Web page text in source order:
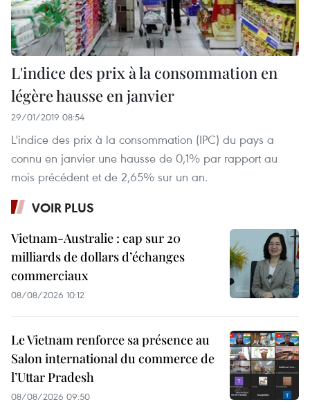
L'indice des prix à la consommation en
légère hausse en janvier
29/01/2019 08:54
L'indice des prix à la consommation (IPC) du pays a
connu en janvier une hausse de 0,1% par rapport au
mois précédent et de 2,65% sur un an.
VOIR PLUS
Vietnam-Australie : cap sur 20
milliards de dollars d’échanges
commerciaux
08/08/2026 10:12
Le Vietnam renforce sa présence au
Salon international du commerce de
l’Uttar Pradesh
08/08/2026 09:50